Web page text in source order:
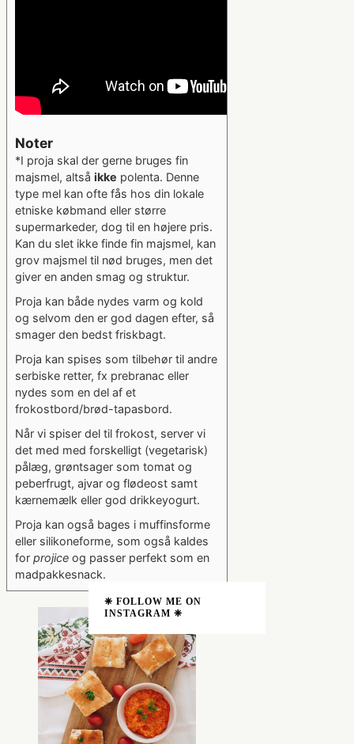
Noter
*I proja skal der gerne bruges fin
majsmel, altså ikke polenta. Denne
type mel kan ofte fås hos din lokale
etniske købmand eller større
supermarkeder, dog til en højere pris.
Kan du slet ikke finde fin majsmel, kan
grov majsmel til nød bruges, men det
giver en anden smag og struktur.
Proja kan både nydes varm og kold
og selvom den er god dagen efter, så
smager den bedst friskbagt.
Proja kan spises som tilbehør til andre
serbiske retter, fx prebranac eller
nydes som en del af et
frokostbord/brød-tapasbord.
Når vi spiser del til frokost, server vi
det med med forskelligt (vegetarisk)
pålæg, grøntsager som tomat og
peberfrugt, ajvar og flødeost samt
kærnemælk eller god drikkeyogurt.
Proja kan også bages i muffinsforme
eller silikoneforme, som også kaldes
for projice og passer perfekt som en
madpakkesnack.
❈ FOLLOW ME ON
INSTAGRAM ❈